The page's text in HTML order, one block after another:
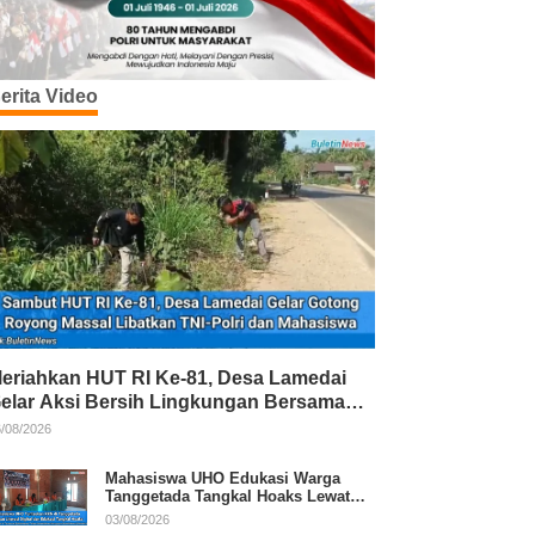
Video
HUT RI Ke-81, Desa Lamedai
Aksi Bersih Lingkungan Bersama
Polri
08/2026
Mahasiswa UHO Edukasi Warga
Tanggetada Tangkal Hoaks Lewat
Program Literasi
03/08/2026